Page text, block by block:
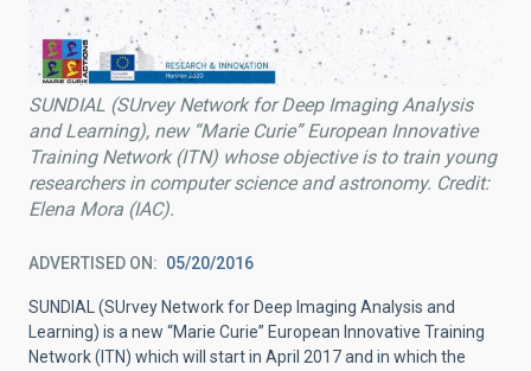
SUNDIAL (SUrvey Network for Deep Imaging Analysis
and Learning), new “Marie Curie” European Innovative
Training Network (ITN) whose objective is to train young
researchers in computer science and astronomy. Credit:
Elena Mora (IAC).
ADVERTISED ON 05/20/2016
SUNDIAL (SUrvey Network for Deep Imaging Analysis and
Learning) is a new “Marie Curie” European Innovative Training
Network (ITN) which will start in April 2017 and in which the